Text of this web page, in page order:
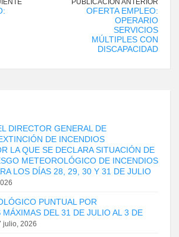
PUBLICACIÓN ANTERIOR
OFERTA EMPLEO:
OPERARIO
SERVICIOS
MÚLTIPLES CON
DISCAPACIDAD
DIRECTOR GENERAL DE
DE INCENDIOS
LA QUE SE DECLARA SITUACIÓN DE
METEOROLÓGICO DE INCENDIOS
LOS DÍAS 28, 29, 30 Y 31 DE JULIO
PUNTUAL POR
MÁXIMAS DEL 31 DE JULIO AL 3 DE
julio, 2026